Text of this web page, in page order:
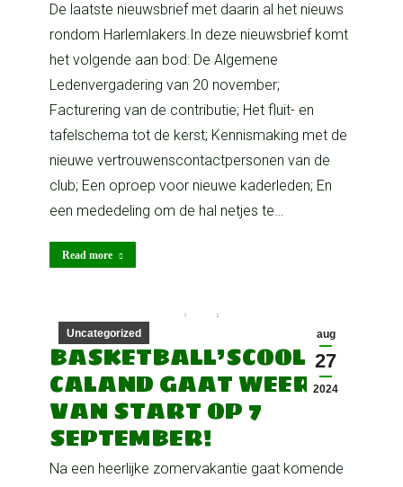
De laatste nieuwsbrief met daarin al het nieuws
rondom Harlemlakers.In deze nieuwsbrief komt
het volgende aan bod: De Algemene
Ledenvergadering van 20 november;
Facturering van de contributie; Het fluit- en
tafelschema tot de kerst; Kennismaking met de
nieuwe vertrouwenscontactpersonen van de
club; Een oproep voor nieuwe kaderleden; En
een mededeling om de hal netjes te…
Read more
aug
27
2024
Uncategorized
BASKETBALL’SCOOL
CALAND GAAT WEER
VAN START OP 7
SEPTEMBER!
Na een heerlijke zomervakantie gaat komende